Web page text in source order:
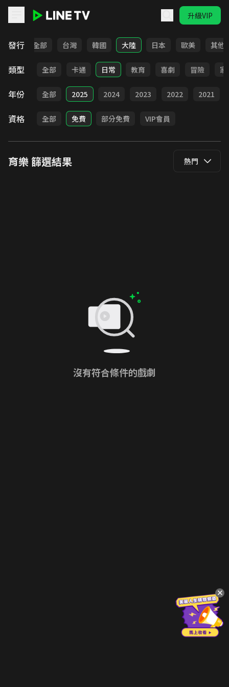
升級VIP
發行 全部 台灣 韓國 大陸 日本 歐美 其他
類型 全部 卡通 日常 教育 喜劇 冒險 家
年份 全部 2025 2024 2023 2022 2021
資格 全部 免費 部分免費 VIP會員
育樂篩選結果 熱門
沒有符合條件的戲劇